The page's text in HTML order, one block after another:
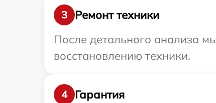
3
Ремонт техники
После детального анализа
восстановлению техники.
4
Гарантия